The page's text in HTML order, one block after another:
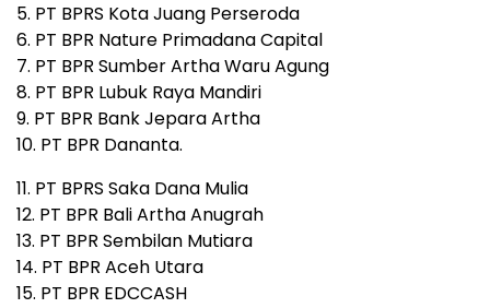
5. PT BPRS Kota Juang Perseroda
6. PT BPR Nature Primadana Capital
7. PT BPR Sumber Artha Waru Agung
8. PT BPR Lubuk Raya Mandiri
9. PT BPR Bank Jepara Artha
10. PT BPR Dananta.
11. PT BPRS Saka Dana Mulia
12. PT BPR Bali Artha Anugrah
13. PT BPR Sembilan Mutiara
14. PT BPR Aceh Utara
15. PT BPR EDCCASH